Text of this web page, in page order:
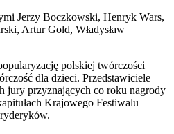
Jerzy Boczkowski, Henryk Wars,
Artur Gold, Władysław
polskiej twórczości
dla dzieci. Przedstawiciele
jury przyznających co roku nagrody
Krajowego Festiwalu